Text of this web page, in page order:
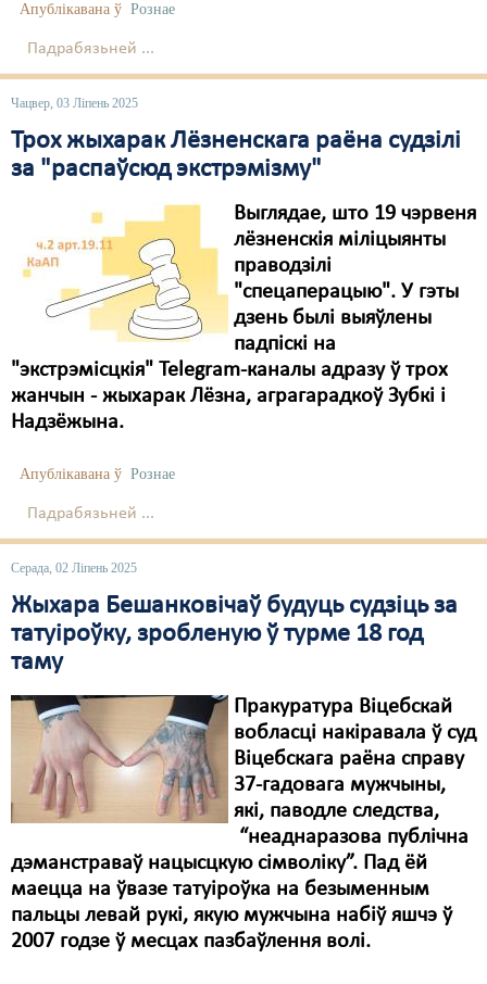
Апублікавана ў Рознае
Падрабязьней ...
Чацвер, 03 Ліпень 2025
Трох жыхарак Лёзненскага раёна судзілі
за "распаўсюд экстрэмізму"
Выглядае, што 19 чэрвеня
лёзненскія міліцыянты
праводзілі
"спецаперацыю". У гэты
дзень былі выяўлены
падпіскі на
"экстрэмісцкія" Telegram-каналы адразу ў трох
жанчын - жыхарак Лёзна, аграгарадкоў Зубкі і
Надзёжына.
Апублікавана ў Рознае
Падрабязьней ...
Серада, 02 Ліпень 2025
Жыхара Бешанковічаў будуць судзіць за
татуіроўку, зробленую ў турме 18 год
таму
Пракуратура Віцебскай
вобласці накіравала ў суд
Віцебскага раёна справу
37-гадовага мужчыны,
які, паводле следства,
“неаднаразова публічна
дэманстраваў нацысцкую сімволіку”. Пад ёй
маецца на ўвазе татуіроўка на безыменным
пальцы левай рукі, якую мужчына набіў яшчэ ў
2007 годзе ў месцах пазбаўлення волі.